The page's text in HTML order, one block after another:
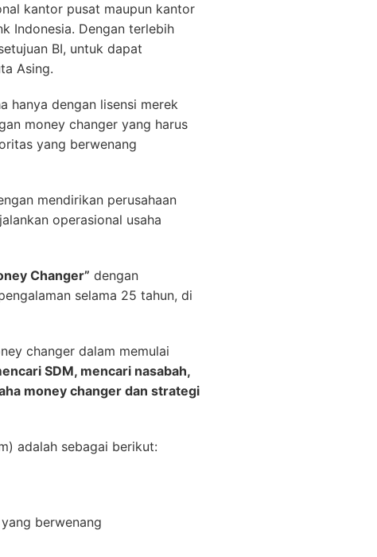
kantor pusat maupun kantor
Indonesia. Dengan terlebih
BI, untuk dapat
Asing.
hanya dengan lisensi merek
money changer yang harus
yang berwenang
mendirikan perusahaan
operasional usaha
Changer” dengan
selama 25 tahun, di
changer dalam memulai
SDM, mencari nasabah,
money changer dan strategi
adalah sebagai berikut:
berwenang